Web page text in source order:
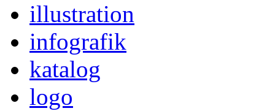
illustration
infografik
katalog
logo